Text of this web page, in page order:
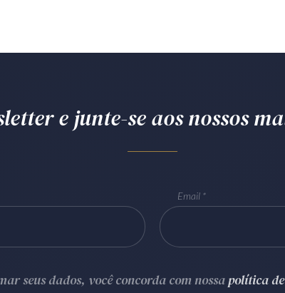
e junte-se aos nossos
Email
seus dados, você concorda com nossapolítica